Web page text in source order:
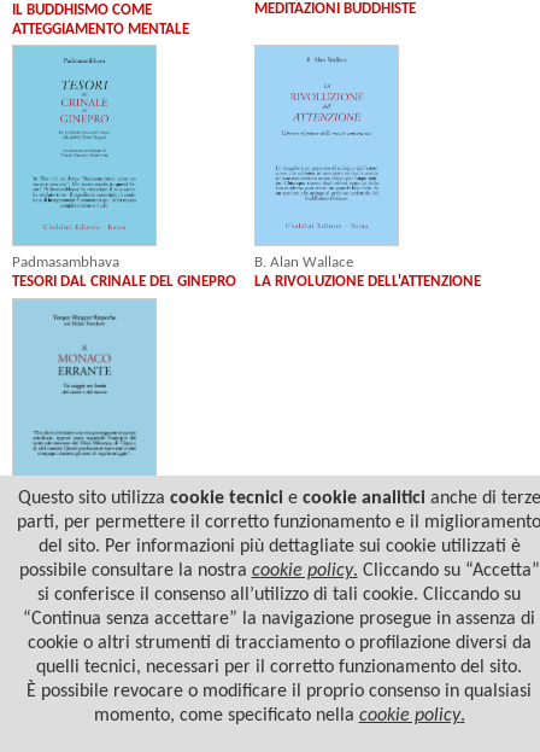
IL BUDDHISMO COME
ATTEGGIAMENTO MENTALE
MEDITAZIONI BUDDHISTE
Padmasambhava
TESORI DAL CRINALE DEL GINEPRO
B. Alan Wallace
LA RIVOLUZIONE DELL'ATTENZIONE
Yongey Mingyur Rinpoche
IL MONACO ERRANTE
Questo sito utilizza cookie tecnicie cookie analiticianche di terze
parti, per permettere il corretto funzionamento e il miglioramento
del sito. Per informazioni più dettagliate sui cookie utilizzati è
possibile consultare la nostra cookie policy. Cliccando su “Accetta”
si conferisce il consenso all’utilizzo di tali cookie. Cliccando su
“Continua senza accettare” la navigazione prosegue in assenza di
cookie o altri strumenti di tracciamento o profilazione diversi da
quelli tecnici, necessari per il corretto funzionamento del sito.
È possibile revocare o modificare il proprio consenso in qualsiasi
momento, come specificato nella cookie policy.